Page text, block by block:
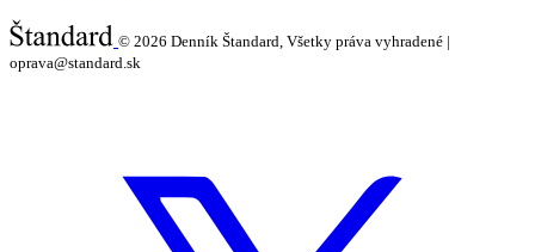
© 2026 Denník Štandard, Všetky práva vyhradené |
oprava@standard.sk